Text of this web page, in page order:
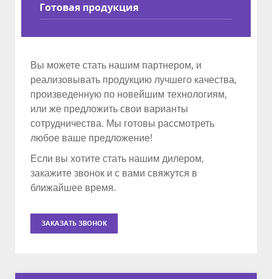
Готовая продукция
Вы можете стать нашим партнером, и
реализовывать продукцию лучшего качества,
произведенную по новейшим технологиям,
или же предложить свои варианты
сотрудничества. Мы готовы рассмотреть
любое ваше предложение!
Если вы хотите стать нашим дилером,
закажите звонок и с вами свяжутся в
ближайшее время.
ЗАКАЗАТЬ ЗВОНОК